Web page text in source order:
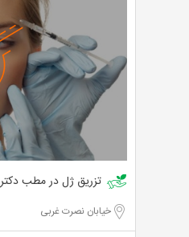
تزریق ژل در مطب
خیابان نصرت غربی